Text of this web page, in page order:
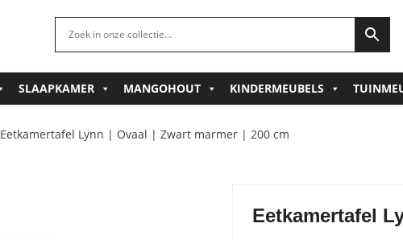
SLAAPKAMER MANGOHOUT KINDERMEUBELS
Eetkamertafel Lynn | Ovaal | Zwart marmer | 200 cm
Eetkamertafel